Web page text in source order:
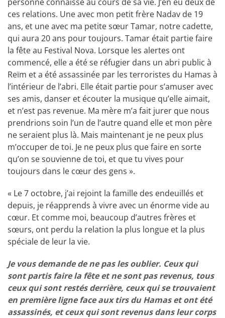
ces relations. Une avec mon petit frère Nadav de 19
ans, et une avec ma petite sœur Tamar, notre cadette,
qui aura 20 ans pour toujours. Tamar était partie faire
la fête au Festival Nova. Lorsque les alertes ont
commencé, elle a été se réfugier dans un abri public à
Reïm et a été assassinée par les terroristes du Hamas à
l’intérieur de l’abri. Elle était partie pour s’amuser avec
ses amis, danser et écouter la musique qu’elle aimait,
et n’est pas revenue. Ma mère m’a fait jurer que nous
prendrions soin l’un de l’autre quand elle et mon père
ne seraient plus là. Mais maintenant je ne peux plus
m’occuper de toi. Je ne peux plus que faire en sorte
qu’on se souvienne de toi, et que tu vives pour
toujours dans le cœur des gens ».
« Le 7 octobre, j’ai rejoint la famille des endeuillés et
depuis, je réapprends à vivre avec un énorme vide au
cœur. Et comme moi, beaucoup d’autres frères et
sœurs, ont perdu la relation la plus longue et la plus
spéciale de leur la vie.
Je vous demande de ne pas les oublier. Ceux qui
sont partis faire la fête et ne sont pas revenus, tous
ceux qui sont restés derrière, ceux qui se trouvaient
en première ligne face aux tirs du Hamas et ont été
assassinés, et ceux qui sont revenus dans leur corps